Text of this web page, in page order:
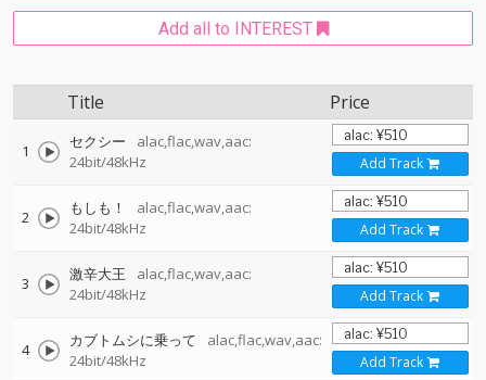
Add all to INTEREST
Title Price
1 セクシー
alac,flac,wav,aac:
24bit/48kHz
Add Track
2 もしも！
alac,flac,wav,aac:
24bit/48kHz
Add Track
3 激辛大王
alac,flac,wav,aac:
24bit/48kHz
Add Track
4 カブトムシに乗って
alac,flac,wav,aac:
24bit/48kHz
Add Track